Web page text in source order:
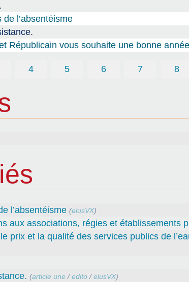
l’absentéisme
Républicain vous souhaite une bonne
4 5 6 7 8
l’absentéisme (elusVX)
aux associations, régies et établissements
prix et la qualité des services publics de
(article une/edito/elusVX)